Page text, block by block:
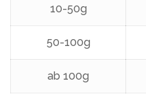
10-50g
50-100g
ab 100g